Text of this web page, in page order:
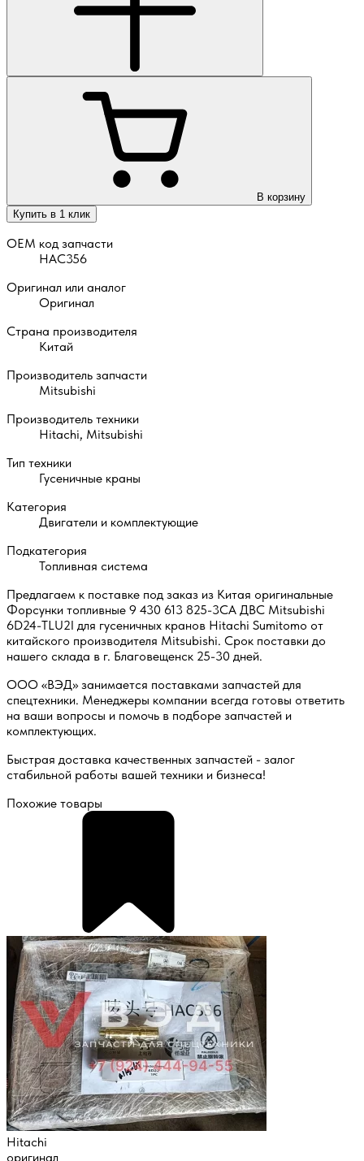
В корзину
Купить в 1 клик
OEM код запчасти
HAC356
Оригинал или аналог
Оригинал
Страна производителя
Китай
Производитель запчасти
Mitsubishi
Производитель техники
Hitachi, Mitsubishi
Тип техники
Гусеничные краны
Категория
Двигатели и комплектующие
Подкатегория
Топливная система
Предлагаем к поставке под заказ из Китая оригинальные
Форсунки топливные 9 430 613 825-3CA ДВС Mitsubishi
6D24-TLU2I для гусеничных кранов Hitachi Sumitomo от
китайского производителя Mitsubishi. Срок поставки до
нашего склада в г. Благовещенск 25-30 дней.
ООО «ВЭД» занимается поставками запчастей для
спецтехники. Менеджеры компании всегда готовы ответить
на ваши вопросы и помочь в подборе запчастей и
комплектующих.
Быстрая доставка качественных запчастей - залог
стабильной работы вашей техники и бизнеса!
Похожие товары
Hitachi
оригинал